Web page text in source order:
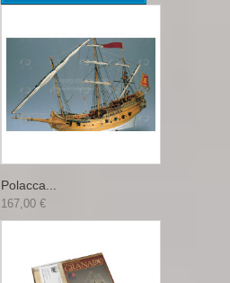
Polacca...
167,00 €